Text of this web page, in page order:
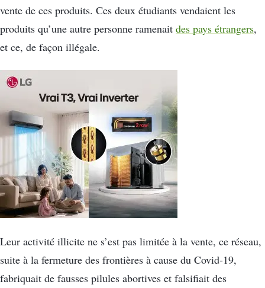
vente de ces produits. Ces deux étudiants vendaient les
produits qu’une autre personne ramenait des pays étrangers,
et ce, de façon illégale.
Leur activité illicite ne s’est pas limitée à la vente, ce réseau,
suite à la fermeture des frontières à cause du Covid-19,
fabriquait de fausses pilules abortives et falsifiait des